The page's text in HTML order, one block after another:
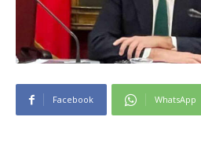
Facebook WhatsApp